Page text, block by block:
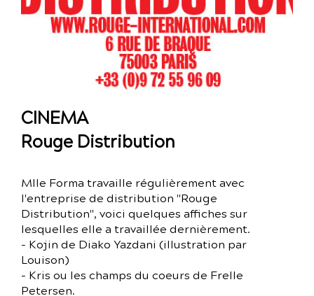
CINEMA
Rouge Distribution
Mlle Forma travaille régulièrement avec
l'entreprise de distribution "Rouge
Distribution", voici quelques affiches sur
lesquelles elle a travaillée dernièrement.
- Kojin de Diako Yazdani (illustration par
Louison)
- Kris ou les champs du coeurs de Frelle
Petersen.